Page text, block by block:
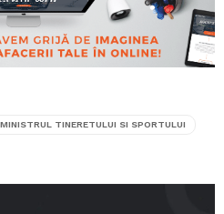
MINISTRUL TINERETULUI SI SPORTULUI